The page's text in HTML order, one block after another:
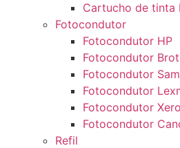
Cartucho de tinta
Fotocondutor
Fotocondutor HP
Fotocondutor
Fotocondutor
Fotocondutor
Fotocondutor
Fotocondutor
Refil